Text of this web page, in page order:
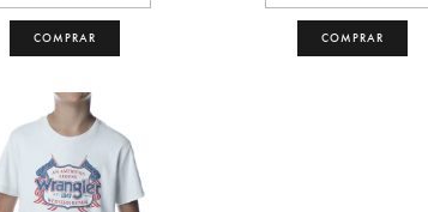
COMPRAR COMPRAR